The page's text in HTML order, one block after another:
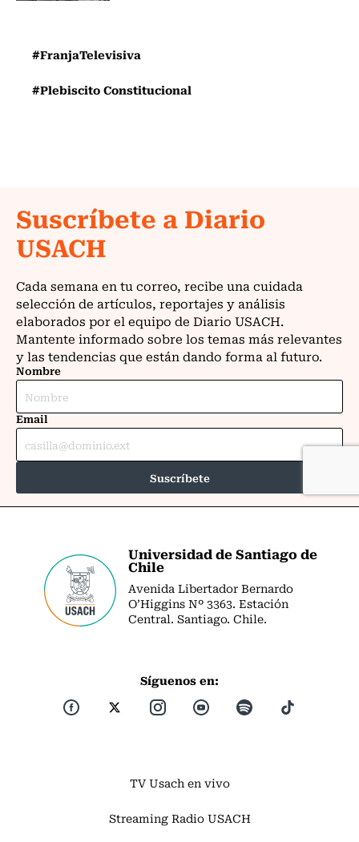
#FranjaTelevisiva
#Plebiscito Constitucional
Universidad de Santiago de
Chile
Avenida Libertador Bernardo
O’Higgins Nº 3363. Estación
Central. Santiago. Chile.
Síguenos en:
TV Usach en vivo
Streaming Radio USACH